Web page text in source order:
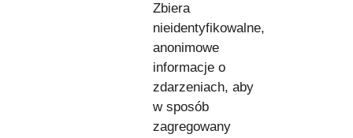
Zbiera
nieidentyfikowalne,
anonimowe
informacje o
zdarzeniach, aby
w sposób
zagregowany